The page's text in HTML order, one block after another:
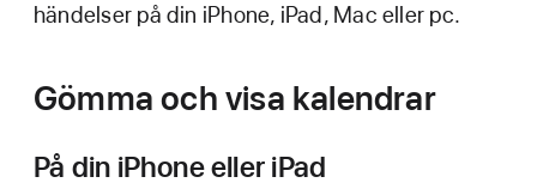
händelser på din iPhone, iPad, Mac eller pc.
Gömma och visa kalendrar
På din iPhone eller iPad